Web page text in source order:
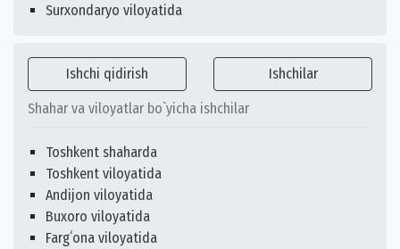
Surxondaryo viloyatida
Ishchi qidirish Ishchilar
Shahar va viloyatlar bo`yicha ishchilar
Toshkent shaharda
Toshkent viloyatida
Andijon viloyatida
Buxoro viloyatida
Fargʻona viloyatida